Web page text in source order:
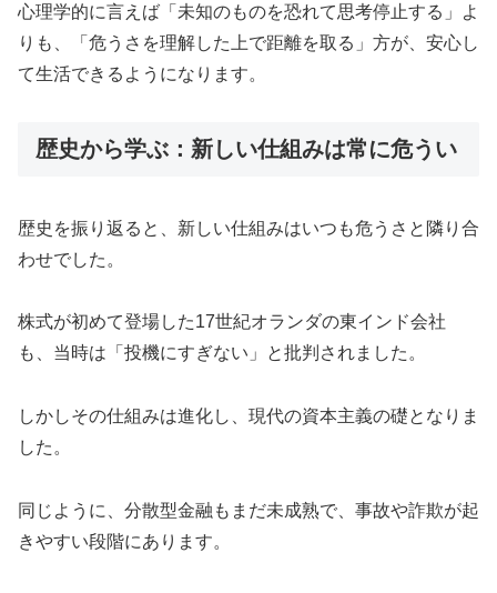
心理学的に言えば「未知のものを恐れて思考停止する」よ
りも、「危うさを理解した上で距離を取る」方が、安心し
て生活できるようになります。
歴史から学ぶ：新しい仕組みは常に危うい
歴史を振り返ると、新しい仕組みはいつも危うさと隣り合
わせでした。
株式が初めて登場した17世紀オランダの東インド会社
も、当時は「投機にすぎない」と批判されました。
しかしその仕組みは進化し、現代の資本主義の礎となりま
した。
同じように、分散型金融もまだ未成熟で、事故や詐欺が起
きやすい段階にあります。